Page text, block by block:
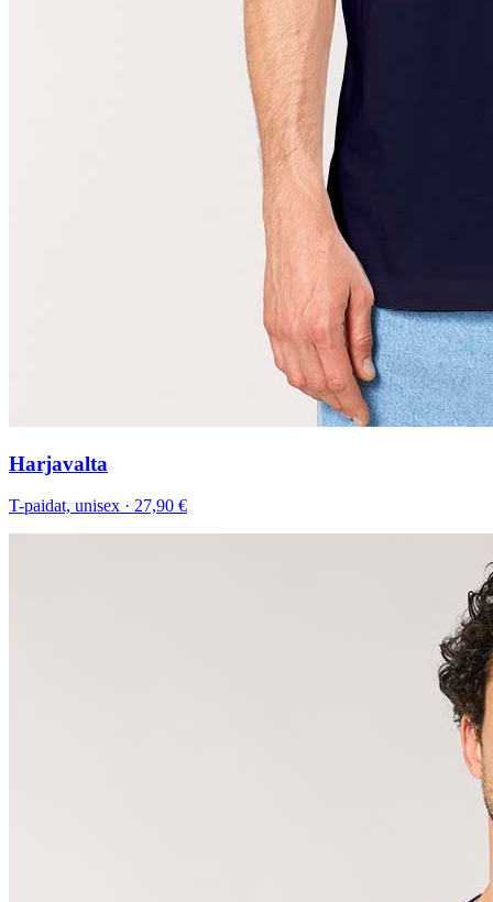
Harjavalta
T-paidat, unisex · 27,90 €